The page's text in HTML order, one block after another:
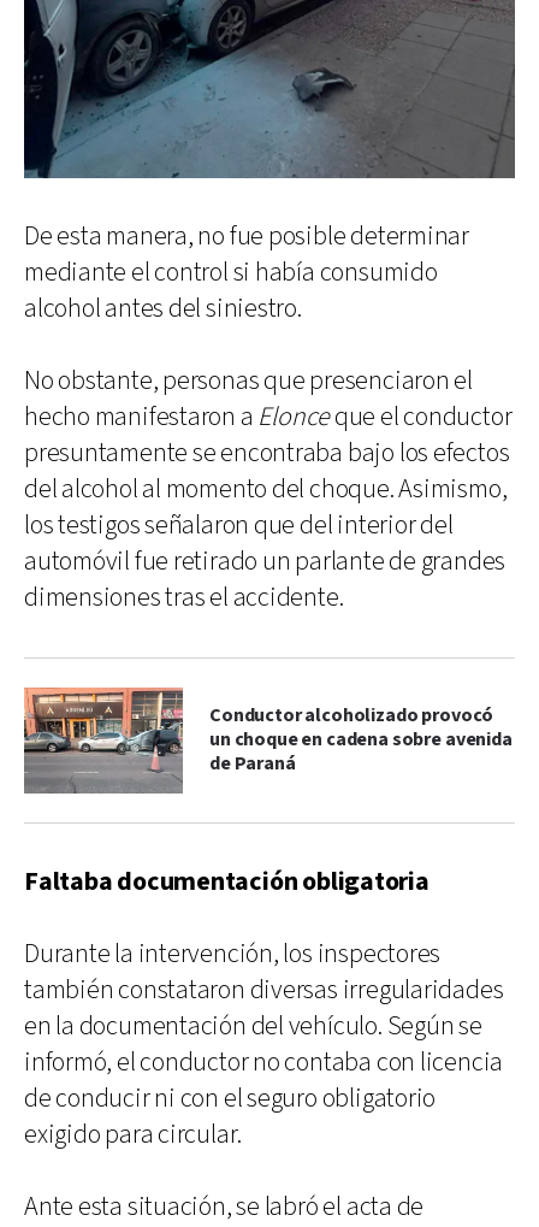
De esta manera, no fue posible determinar
mediante el control si había consumido
alcohol antes del siniestro.
No obstante, personas que presenciaron el
hecho manifestaron a Elonceque el conductor
presuntamente se encontraba bajo los efectos
del alcohol al momento del choque. Asimismo,
los testigos señalaron que del interior del
automóvil fue retirado un parlante de grandes
dimensiones tras el accidente.
Conductor alcoholizado provocó
un choque en cadena sobre avenida
de Paraná
Faltaba documentación obligatoria
Durante la intervención, los inspectores
también constataron diversas irregularidades
en la documentación del vehículo. Según se
informó, el conductor no contaba con licencia
de conducir ni con el seguro obligatorio
exigido para circular.
Ante esta situación, se labró el acta de